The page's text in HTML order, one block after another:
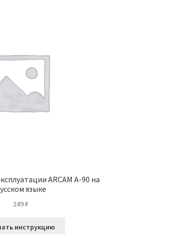
ARCAM A-90 на
языке
249₽
инструкцию